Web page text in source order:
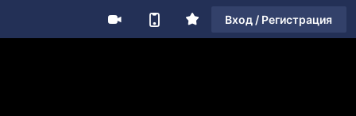
Вход / Регистрация